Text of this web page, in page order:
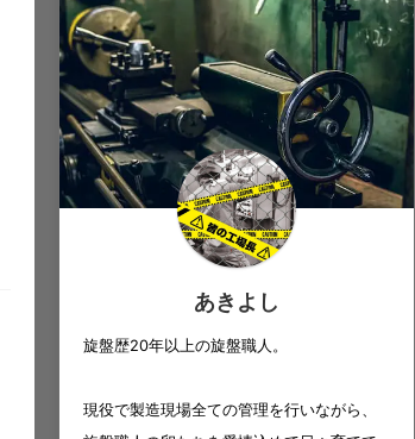
あきよし
旋盤歴20年以上の旋盤職人。
現役で製造現場全ての管理を行いながら、